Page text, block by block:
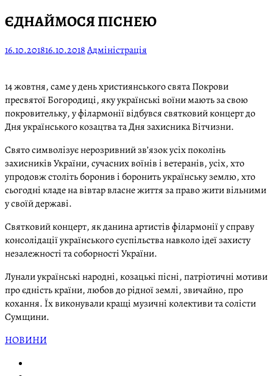
ЄДНАЙМОСЯ ПІСНЕЮ
16.10.201816.10.2018Адміністрація
14 жовтня, саме у день християнського свята Покрови
пресвятої Богородиці, яку українські воїни мають за свою
покровительку, у філармонії відбувся святковий концерт до
Дня українського козацтва та Дня захисника Вітчизни.
Свято символізує нерозривний зв’язок усіх поколінь
захисників України, сучасних воїнів і ветеранів, усіх, хто
упродовж століть боронив і боронить українську землю, хто
сьогодні кладе на вівтар власне життя за право жити вільними
у своїй державі.
Святковий концерт, як данина артистів філармонії у справу
консолідації українського суспільства навколо ідеї захисту
незалежності та соборності України.
Лунали українські народні, козацькі пісні, патріотичні мотиви
про єдність країни, любов до рідної землі, звичайно, про
кохання. Їх виконували кращі музичні колективи та солісти
Сумщини.
НОВИНИ